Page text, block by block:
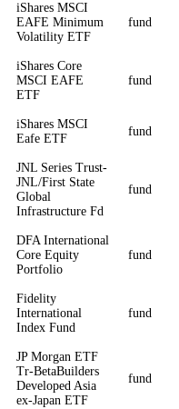
iShares MSCI
EAFE Minimum
Volatility ETF
fund
iShares Core
MSCI EAFE
ETF
fund
iShares MSCI
Eafe ETF
fund
JNL Series Trust-
JNL/First State
Global
Infrastructure Fd
fund
DFA International
Core Equity
Portfolio
fund
Fidelity
International
Index Fund
fund
JP Morgan ETF
Tr-BetaBuilders
Developed Asia
ex-Japan ETF
fund